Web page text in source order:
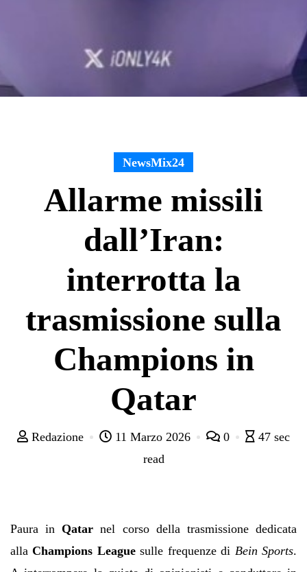
NewsMix24
Allarme missili
dall’Iran:
interrotta la
trasmissione sulla
Champions in
Qatar
Redazione 11 Marzo 2026 0
47 sec
read
Paura inQatar nel corso della trasmissione dedicata
allaChampions Leaguesulle frequenze di Bein Sports.